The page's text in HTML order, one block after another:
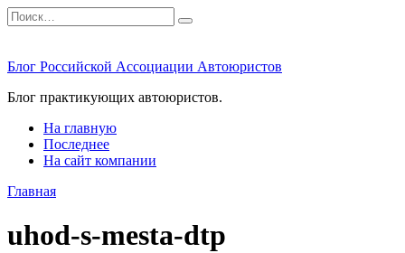
Перейти
к
Search
for:
Блог Российской Ассоциации Автоюристов
Блог практикующих автоюристов.
На главную
Последнее
На сайт компании
Главная
uhod-s-mesta-dtp